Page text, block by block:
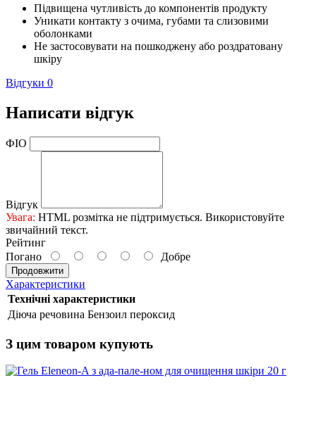
Підвищена чутливість до компонентів продукту
Уникати контакту з очима, губами та слизовими
оболонками
Не застосовувати на пошкоджену або роздратовану
шкіру
Відгуки 0
Написати відгук
ФІО
Відгук
Увага: HTML розмітка не підтримується. Використовуйте
звичайний текст.
Рейтинг
Погано
Добре
Продовжити
Характеристики
Технічні характеристики
Діюча речовина Бензоил пероксид
З цим товаром купують